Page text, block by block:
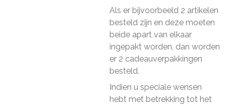
Als er bijvoorbeeld 2 artikelen
besteld zijn en deze moeten
beide apart van elkaar
ingepakt worden, dan worden
er 2 cadeauverpakkingen
besteld.
Indien u speciale wensen
hebt met betrekking tot het